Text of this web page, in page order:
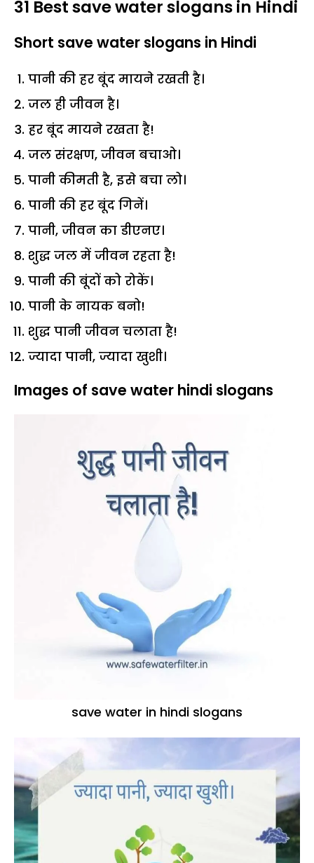
31 Best save water slogans in Hindi
Short save water slogans in Hindi
पानी की हर बूंद मायने रखती है।
जल ही जीवन है।
हर बूंद मायने रखता है!
जल संरक्षण, जीवन बचाओ।
पानी कीमती है, इसे बचा लो।
पानी की हर बूंद गिनें।
पानी, जीवन का डीएनए।
शुद्ध जल में जीवन रहता है!
पानी की बूंदों को रोकें।
पानी के नायक बनो!
शुद्ध पानी जीवन चलाता है!
ज्यादा पानी, ज्यादा खुशी।
Images of save water hindi slogans
save water in hindi slogans